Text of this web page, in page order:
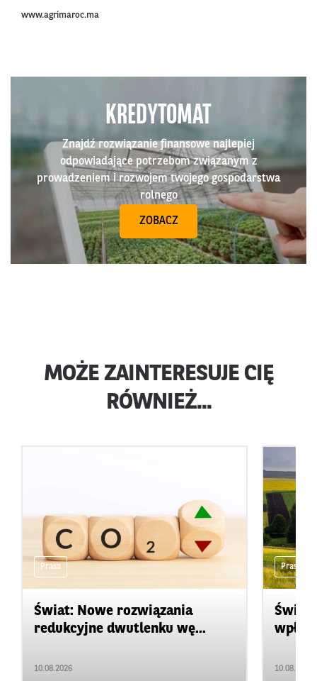
www.agrimaroc.ma
KREDYTOMAT
Znajdź rozwiązanie finansowe najlepiej
odpowiadające potrzebom związanym z
prowadzeniem i rozwojem twojego gospodarstwa
rolnego
ZOBACZ
MOŻE ZAINTERESUJE CIĘ
RÓWNIEŻ...
Prasa
Świat: Nowe rozwiązania
redukcyjne dwutlenku wę...
10.08.2026
Prasa
Świat:
10.08.2026